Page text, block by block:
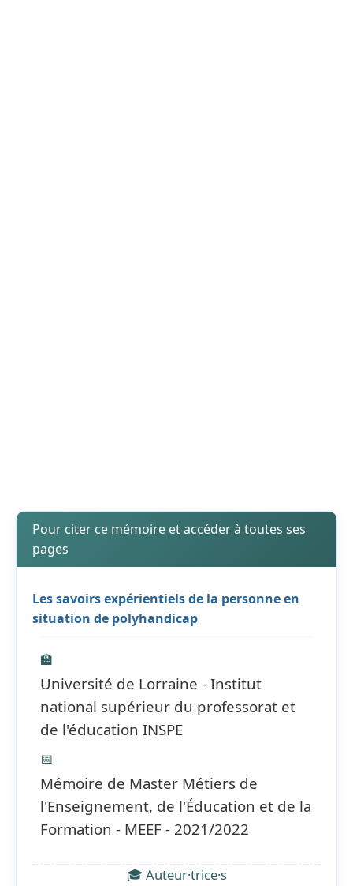
Pour citer ce mémoire et accéder à toutes ses
pages
Les savoirs expérientiels de la personne en
situation de polyhandicap
🏫
Université de Lorraine - Institut
national supérieur du professorat et
de l'éducation INSPE
📅
Mémoire de Master Métiers de
l'Enseignement, de l'Éducation et de la
Formation - MEEF - 2021/2022
🎓 Auteur·trice·s